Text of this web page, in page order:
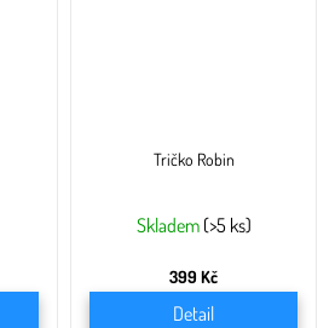
Tričko Robin
Skladem (>5 ks)
399 Kč
Detail